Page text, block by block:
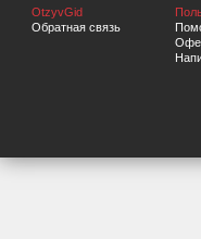
OtzyvGid
Обратная связь